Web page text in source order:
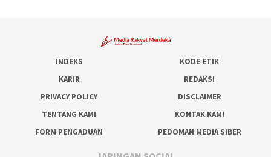
INDEKS
KODE ETIK
KARIR
REDAKSI
PRIVACY POLICY
DISCLAIMER
TENTANG KAMI
KONTAK KAMI
FORM PENGADUAN
PEDOMAN MEDIA SIBER